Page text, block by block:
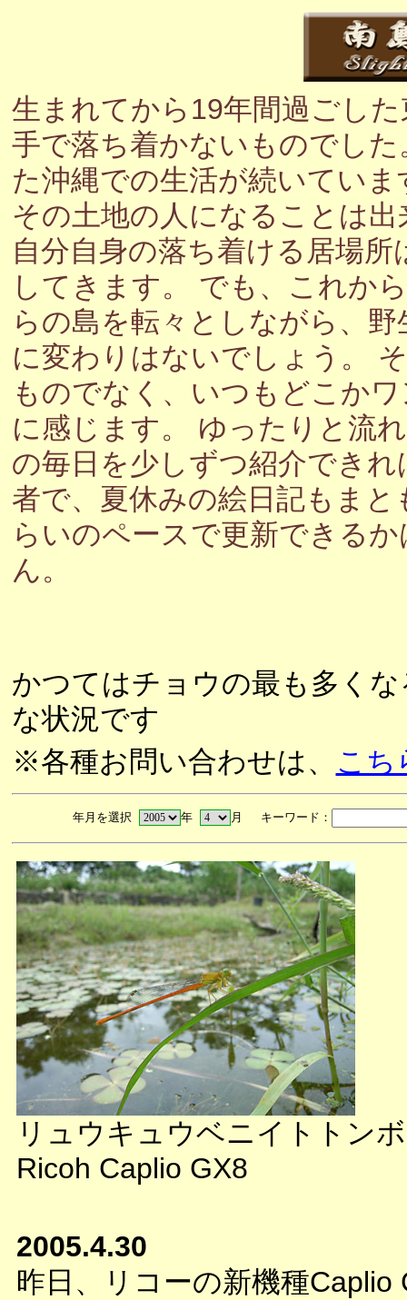
生まれてから19年間過ごし
手で落ち着かないものでし
た沖縄での生活が続いてい
その土地の人になることは
自分自身の落ち着ける居場
してきます。 でも、これか
らの島を転々としながら、
に変わりはないでしょう。
ものでなく、いつもどこか
に感じます。 ゆったりと流
の毎日を少しずつ紹介でき
者で、夏休みの絵日記もま
らいのペースで更新できる
ん。
かつてはチョウの最も多く
な状況です
※各種お問い合わせは、 こち
年月を選択 年 月 キーワード：
リュウキュウベニイトトンボ
Ricoh Caplio GX8
2005.4.30
昨日、リコーの新機種